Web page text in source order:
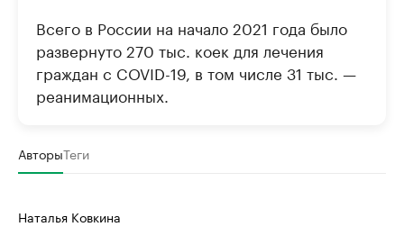
Всего в России на начало 2021 года было
развернуто 270 тыс. коек для лечения
граждан с COVID-19, в том числе 31 тыс. —
реанимационных.
АвторыТеги
Наталья Ковкина